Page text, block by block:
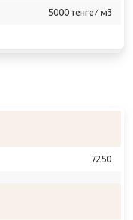
5000 тенге/ м3
7250